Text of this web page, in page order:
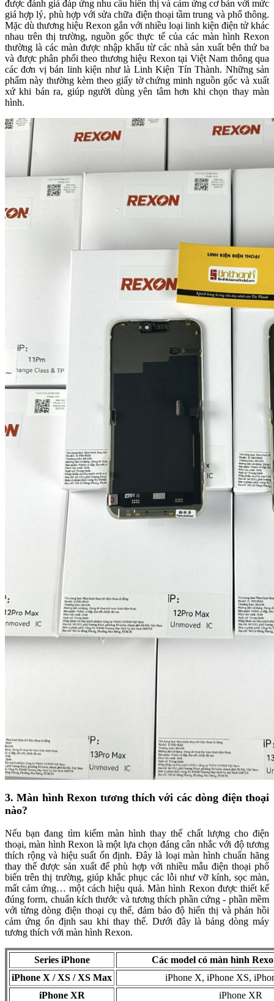
được đánh giá đáp ứng nhu cầu hiển thị và cảm ứng cơ bản với mức
giá hợp lý, phù hợp với sửa chữa điện thoại tầm trung và phổ thông.
Mặc dù thương hiệu Rexon gắn với nhiều loại linh kiện điện tử khác
nhau trên thị trường, nguồn gốc thực tế của các màn hình Rexon
thường là các màn được nhập khẩu từ các nhà sản xuất bên thứ ba
và được phân phối theo thương hiệu Rexon tại Việt Nam thông qua
các đơn vị bán linh kiện như là Linh Kiện Tín Thành. Những sản
phẩm này thường kèm theo giấy tờ chứng minh nguồn gốc và xuất
xứ khi bán ra, giúp người dùng yên tâm hơn khi chọn thay màn
hình.
3. Màn hình Rexon tương thích với các dòng điện thoại
nào?
Nếu bạn đang tìm kiếm màn hình thay thế chất lượng cho điện
thoại, màn hình Rexon là một lựa chọn đáng cân nhắc với độ tương
thích rộng và hiệu suất ổn định. Đây là loại màn hình chuẩn hãng
thay thế được sản xuất để phù hợp với nhiều mẫu điện thoại phổ
biến trên thị trường, giúp khắc phục các lỗi như vỡ kính, sọc màn,
mất cảm ứng… một cách hiệu quả. Màn hình Rexon được thiết kế
đúng form, chuẩn kích thước và tương thích phần cứng - phần mềm
với từng dòng điện thoại cụ thể, đảm bảo độ hiển thị và phản hồi
cảm ứng ổn định sau khi thay thế. Dưới đây là bảng dòng máy
tương thích với màn hình Rexon.
Series iPhone
Các model có màn hình
iPhone X / XS / XS Max
iPhone X, iPhone XS,
iPhone XR
iPhone XR